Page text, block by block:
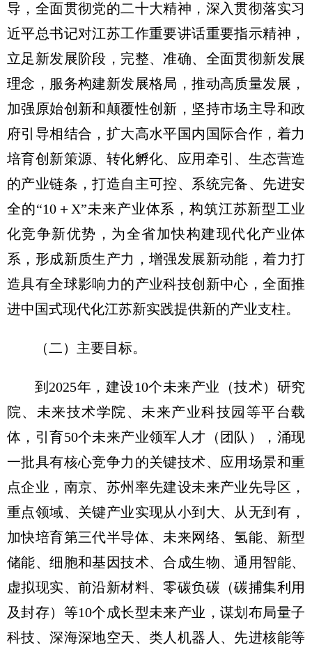
导，全面贯彻党的二十大精神，深入贯彻落实习
近平总书记对江苏工作重要讲话重要指示精神，
立足新发展阶段，完整、准确、全面贯彻新发展
理念，服务构建新发展格局，推动高质量发展，
加强原始创新和颠覆性创新，坚持市场主导和政
府引导相结合，扩大高水平国内国际合作，着力
培育创新策源、转化孵化、应用牵引、生态营造
的产业链条，打造自主可控、系统完备、先进安
全的“10＋X”未来产业体系，构筑江苏新型工业
化竞争新优势，为全省加快构建现代化产业体
系，形成新质生产力，增强发展新动能，着力打
造具有全球影响力的产业科技创新中心，全面推
进中国式现代化江苏新实践提供新的产业支柱。
（二）主要目标。
到2025年，建设10个未来产业（技术）研究
院、未来技术学院、未来产业科技园等平台载
体，引育50个未来产业领军人才（团队），涌现
一批具有核心竞争力的关键技术、应用场景和重
点企业，南京、苏州率先建设未来产业先导区，
重点领域、关键产业实现从小到大、从无到有，
加快培育第三代半导体、未来网络、氢能、新型
储能、细胞和基因技术、合成生物、通用智能、
虚拟现实、前沿新材料、零碳负碳（碳捕集利用
及封存）等10个成长型未来产业，谋划布局量子
科技、深海深地空天、类人机器人、先进核能等